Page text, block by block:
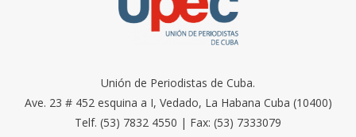
Unión de Periodistas de Cuba.
Ave. 23 # 452 esquina a I, Vedado, La Habana Cuba (10400)
Telf. (53) 7832 4550 | Fax: (53) 7333079